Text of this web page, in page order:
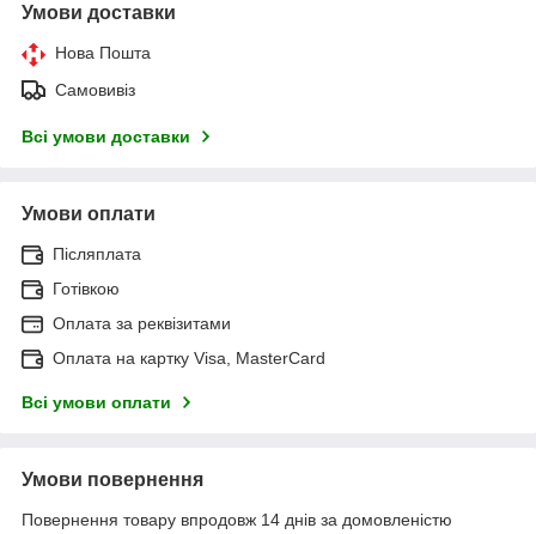
Умови доставки
Нова Пошта
Самовивіз
Всі умови доставки
Умови оплати
Післяплата
Готівкою
Оплата за реквізитами
Оплата на картку Visa, MasterCard
Всі умови оплати
Умови повернення
Повернення товару впродовж 14 днів за домовленістю